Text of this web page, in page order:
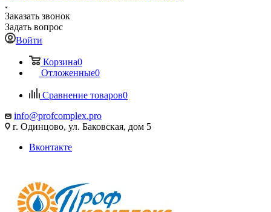
Заказать звонок
Задать вопрос
Войти
Корзина0
Отложенные0
Сравнение товаров0
info@profcomplex.pro
г. Одинцово, ул. Баковская, дом 5
Вконтакте